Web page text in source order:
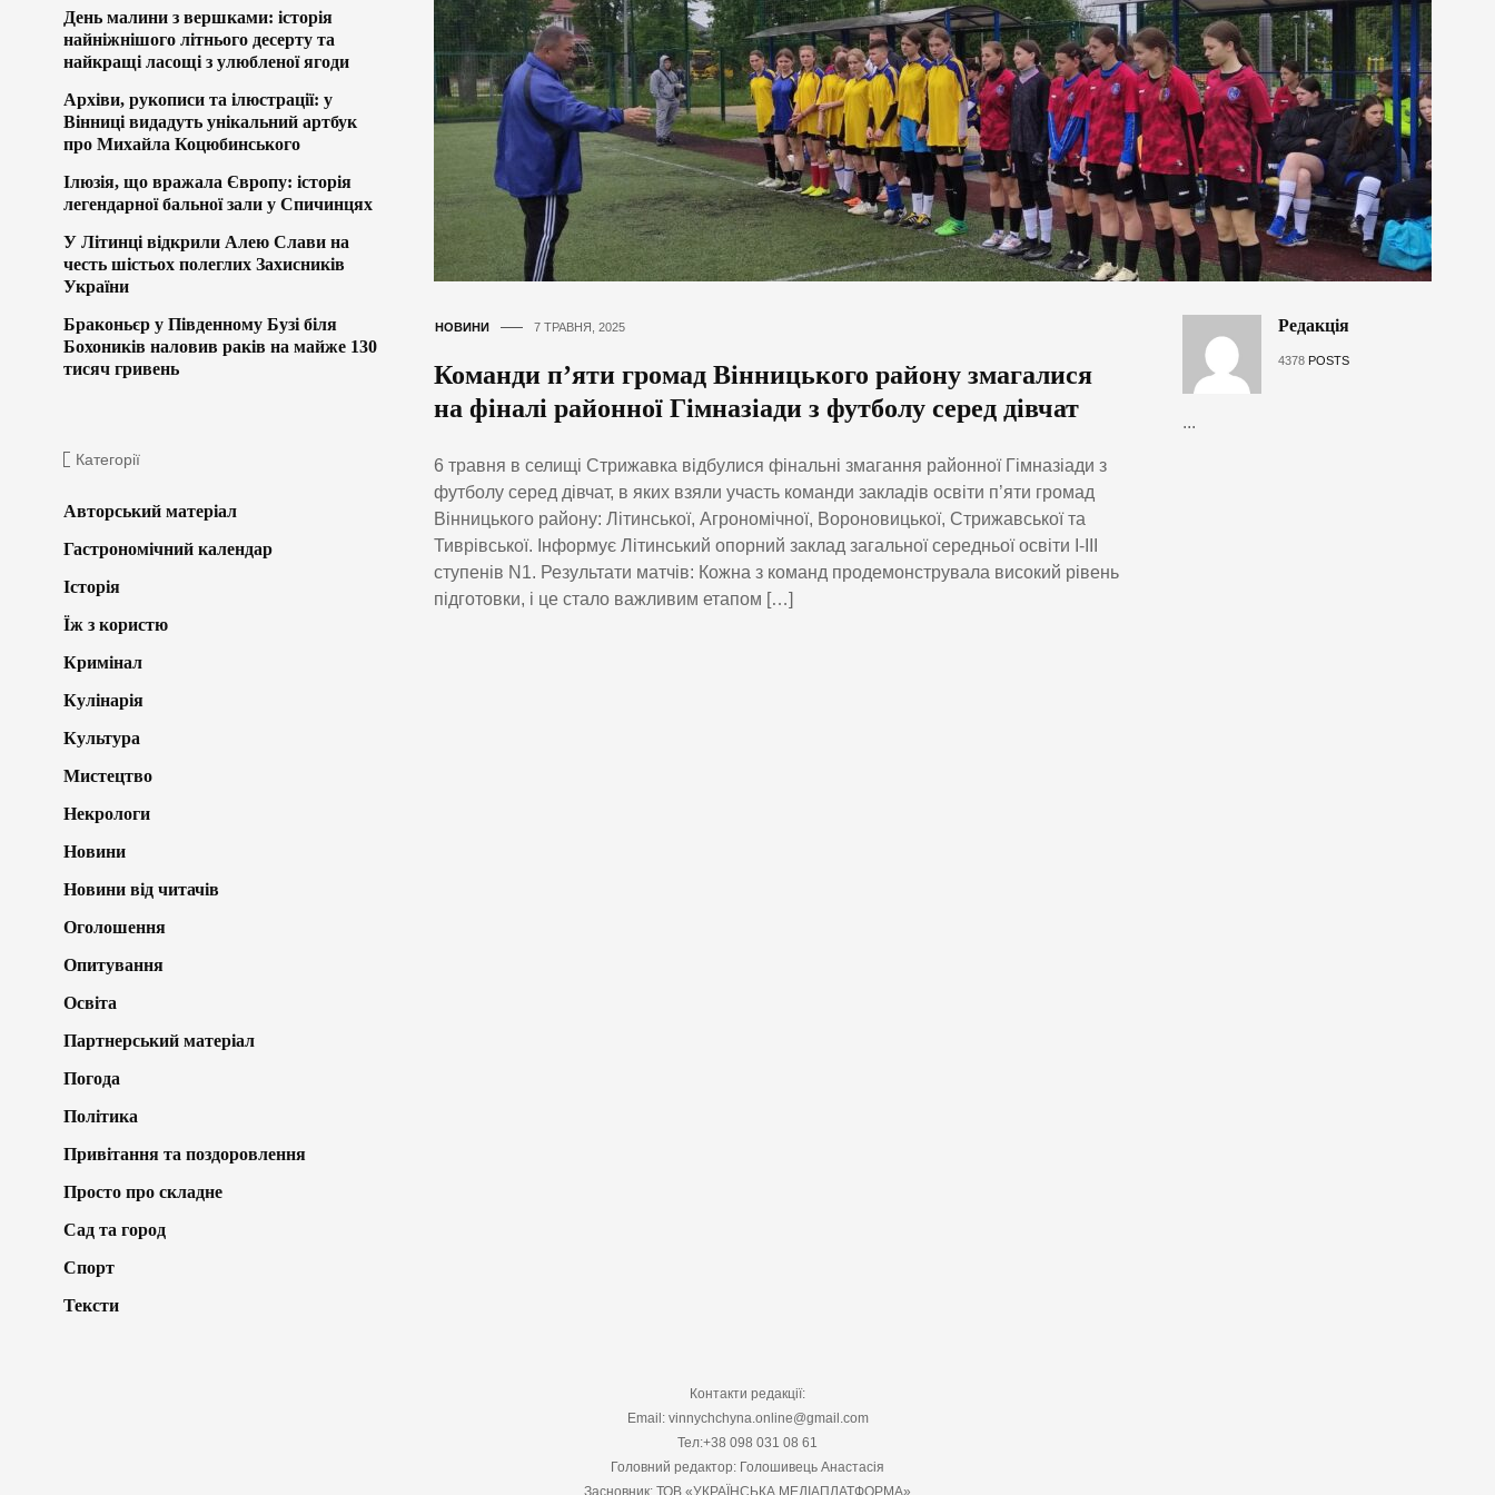
НОВИНИ 7 ТРАВНЯ, 2025
Команди п’яти громад Вінницького району змагалися
на фіналі районної Гімназіади з футболу серед дівчат
6 травня в селищі Стрижавка відбулися фінальні змагання районної Гімназіади з
футболу серед дівчат, в яких взяли участь команди закладів освіти п’яти громад
Вінницького району: Літинської, Агрономічної, Вороновицької, Стрижавської та
Тиврівської. Інформує Літинський опорний заклад загальної середньої освіти І-ІІІ
ступенів N1. Результати матчів: Кожна з команд продемонструвала високий рівень
підготовки, і це стало важливим етапом […]
Редакція
4378 POSTS
...
День малини з вершками: історія
найніжнішого літнього десерту та
найкращі ласощі з улюбленої ягоди
Архіви, рукописи та ілюстрації: у
Вінниці видадуть унікальний артбук
про Михайла Коцюбинського
Ілюзія, що вражала Європу: історія
легендарної бальної зали у Спичинцях
У Літинці відкрили Алею Слави на
честь шістьох полеглих Захисників
України
Браконьєр у Південному Бузі біля
Бохоників наловив раків на майже 130
тисяч гривень
Категорії
Авторський матеріал
Гастрономічний календар
Історія
Їж з користю
Кримінал
Кулінарія
Культура
Мистецтво
Некрологи
Новини
Новини від читачів
Оголошення
Опитування
Освіта
Партнерський матеріал
Погода
Політика
Привітання та поздоровлення
Просто про складне
Сад та город
Спорт
Тексти
Контакти редакції:
Email: vinnychchyna.online@gmail.com
Тел:+38 098 031 08 61
Головний редактор: Голошивець Анастасія
Засновник: ТОВ «УКРАЇНСЬКА МЕДІАПЛАТФОРМА»